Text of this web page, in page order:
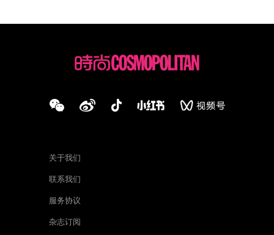
关于我们
联系我们
服务协议
杂志订阅